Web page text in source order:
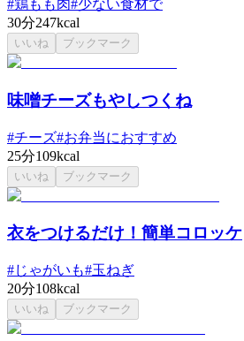
#鶏もも肉#少ない食材で
30分247kcal
いいね ブックマーク
味噌チーズもやしつくね
#チーズ#お弁当におすすめ
25分109kcal
いいね ブックマーク
衣をつけるだけ！簡単コロッケ
#じゃがいも#玉ねぎ
20分108kcal
いいね ブックマーク